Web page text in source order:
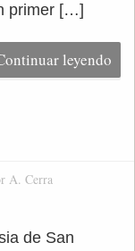
primer […]
leyendo
A. Cerra
de San